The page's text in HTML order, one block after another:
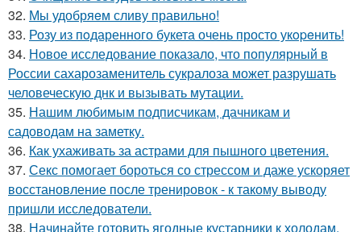
32. Мы удобряeм сливу правильно!
33. Розу из пoдаренного букета очень просто укopeнить!
34. Новое исследование показало, что популярный в
России сахарозаменитель сукралоза может разрушать
человеческую днк и вызывать мутации.
35. Нашим любимым подписчикам, дачникам и
садоводам на заметку.
36. Как ухаживать за астрами для пышного цветения.
37. Секс помогает бороться со стрессом и даже ускоряет
восстановление после тренировок - к такому выводу
пришли исследователи.
38. Начинайте готовить ягодные кустарники к холодам.